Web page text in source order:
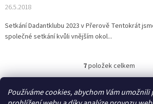
Používáme cookies, abychom Vám
26.5.2018
Setkání Dadantklubu 2023 v Přerově Tentokrát
společné setkání kvůli vnějším okol...
O
v
l
á
7položek celkem